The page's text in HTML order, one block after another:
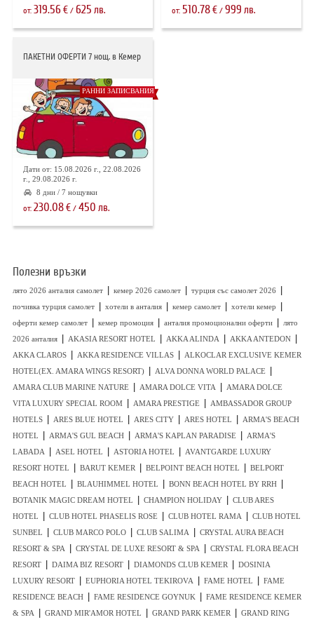
от: 319.56€/ 625 лв. от:510.78€ /999 лв.
ПАКЕТНИ ОФЕРТИ 7 нощ. в Кемер
РАННИ ЗАПИСВАНИЯ
Дати от: 15.08.2026 г., 22.08.2026
г., 29.08.2026 г.
8 дни / 7 нощувки
от: 230.08€/ 450 лв.
Полезни връзки
лято 2026 анталия самолет | кемер 2026 самолет | турция със самолет 2026 |
почивка турция самолет | хотели в анталия | кемер самолет | хотели кемер |
оферти кемер самолет | кемер промоция | анталия промоционални оферти | лято
2026 анталия | AKASIA RESORT HOTEL | AKKA ALINDA | AKKA ANTEDON |
AKKA CLAROS | AKKA RESIDENCE VILLAS | ALKOCLAR EXCLUSIVE KEMER
HOTEL(EX. AMARA WINGS RESORT) | ALVA DONNA WORLD PALACE |
AMARA CLUB MARINE NATURE | AMARA DOLCE VITA | AMARA DOLCE
VITA LUXURY SPECIAL ROOM | AMARA PRESTIGE | AMBASSADOR GROUP
HOTELS | ARES BLUE HOTEL | ARES CITY | ARES HOTEL | ARMA'S BEACH
HOTEL
| ARMA'S GUL BEACH | ARMA'S KAPLAN PARADISE | ARMA'S
LABADA
| ASEL HOTEL | ASTORIA HOTEL | AVANTGARDE LUXURY
RESORT HOTEL
| BARUT KEMER | BELPOINT BEACH HOTEL | BELPORT
BEACH HOTEL
| BLAUHIMMEL HOTEL | BONN BEACH HOTEL BY RRH |
BOTANIK MAGIC DREAM HOTEL | CHAMPION HOLIDAY | CLUB ARES
HOTEL
| CLUB HOTEL PHASELIS ROSE | CLUB HOTEL RAMA | CLUB HOTEL
SUNBEL
| CLUB MARCO POLO | CLUB SALIMA | CRYSTAL AURA BEACH
RESORT & SPA
| CRYSTAL DE LUXE RESORT & SPA | CRYSTAL FLORA BEACH
RESORT | DAIMA BIZ RESORT | DIAMONDS CLUB KEMER | DOSINIA
LUXURY RESORT | EUPHORIA HOTEL TEKIROVA | FAME HOTEL | FAME
RESIDENCE BEACH | FAME RESIDENCE GOYNUK | FAME RESIDENCE KEMER
& SPA
| GRAND MIR'AMOR HOTEL | GRAND PARK KEMER | GRAND RING